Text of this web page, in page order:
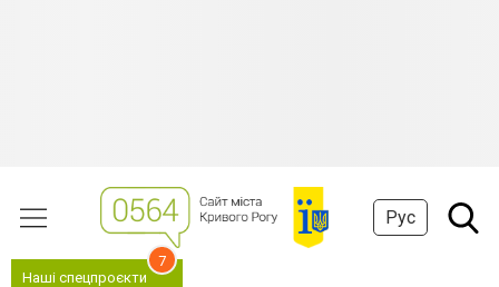
Рус
Наші спецпроєкти
7